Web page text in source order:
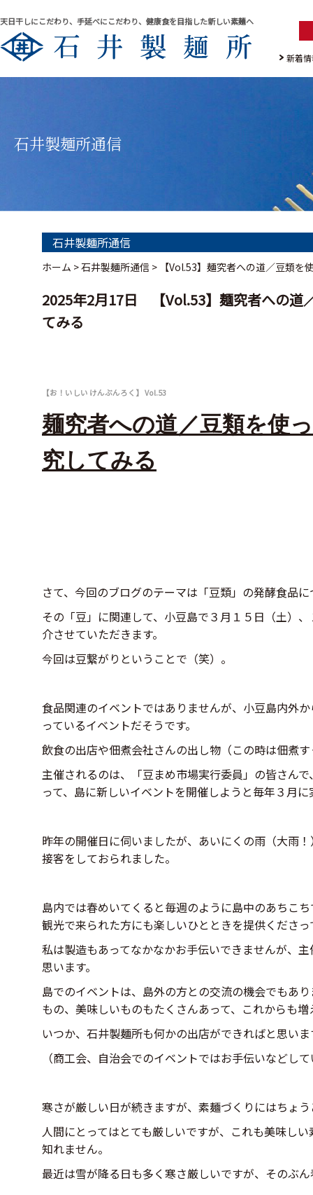
天日干しにこだわり、手延べにこだわり、健康食を目指した新しい素麺へ
新着
石井製麺所通信
石井製麺所通信
ホーム >石井製麺所通信 > 【Vol.53】麺究者への道／豆類
2025年2月17日 【Vol.53】麺究者への道
てみる
【お！いしい けんぶんろく】 Vol.53
麺究者への道／豆類を使
究してみる
さて、今回のブログのテーマは「豆類」の発酵食品
その「豆」に関連して、小豆島で３月１５日（土）
介させていただきます。
今回は豆繋がりということで（笑）。
食品関連のイベントではありませんが、小豆島内外
っているイベントだそうです。
飲食の出店や佃煮会社さんの出し物（この時は佃煮
主催されるのは、「豆まめ市場実行委員」の皆さん
って、島に新しいイベントを開催しようと毎年３月
昨年の開催日に伺いましたが、あいにくの雨（大雨
接客をしておられました。
島内では春めいてくると毎週のように島中のあちこ
観光で来られた方にも楽しいひとときを提供くださっ
私は製造もあってなかなかお手伝いできませんが、
思います。
島でのイベントは、島外の方との交流の機会でもあ
もの、美味しいものもたくさんあって、これからも
いつか、石井製麺所も何かの出店ができればと思いま
（商工会、自治会でのイベントではお手伝いなどし
寒さが厳しい日が続きますが、素麺づくりにはちょ
人間にとってはとても厳しいですが、これも美味し
知れません。
最近は雪が降る日も多く寒さ厳しいですが、そのぶ